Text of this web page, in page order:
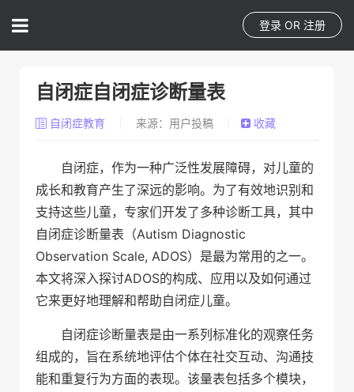
登录 OR 注册
自闭症自闭症诊断量表
自闭症教育 来源：用户投稿 收藏
自闭症，作为一种广泛性发展障碍，对儿童的
成长和教育产生了深远的影响。为了有效地识别和
支持这些儿童，专家们开发了多种诊断工具，其中
自闭症诊断量表（Autism Diagnostic
Observation Scale, ADOS）是最为常用的之一。
本文将深入探讨ADOS的构成、应用以及如何通过
它来更好地理解和帮助自闭症儿童。
自闭症诊断量表是由一系列标准化的观察任务
组成的，旨在系统地评估个体在社交互动、沟通技
能和重复行为方面的表现。该量表包括多个模块，